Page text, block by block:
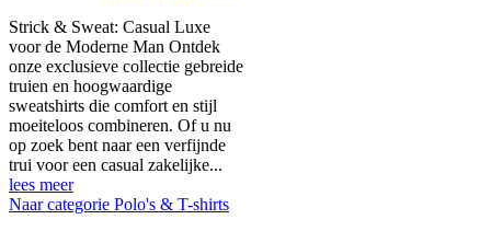
Strick & Sweat: Casual Luxe
voor de Moderne Man Ontdek
onze exclusieve collectie gebreide
truien en hoogwaardige
sweatshirts die comfort en stijl
moeiteloos combineren. Of u nu
op zoek bent naar een verfijnde
trui voor een casual zakelijke...
lees meer
Naar categorie Polo's & T-shirts